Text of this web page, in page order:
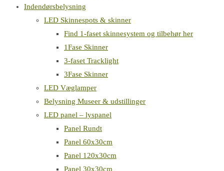
Indendørsbelysning
LED Skinnespots & skinner
Find 1-faset skinnesystem og tilbehør her
1Fase Skinner
3-faset Tracklight
3Fase Skinner
LED Væglamper
Belysning Museer & udstillinger
LED panel – lyspanel
Panel Rundt
Panel 60x30cm
Panel 120x30cm
Panel 30x30cm